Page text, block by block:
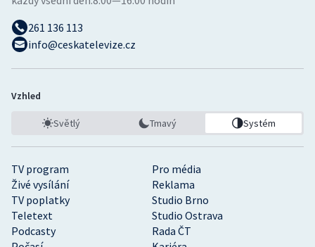
TV program
Pro média
Živé vysílání
Reklama
TV poplatky
Studio Brno
Teletext
Studio Ostrava
Podcasty
Rada ČT
261 136 113
info@ceskatelevize.cz
Vzhled
Světlý Tmavý Systém